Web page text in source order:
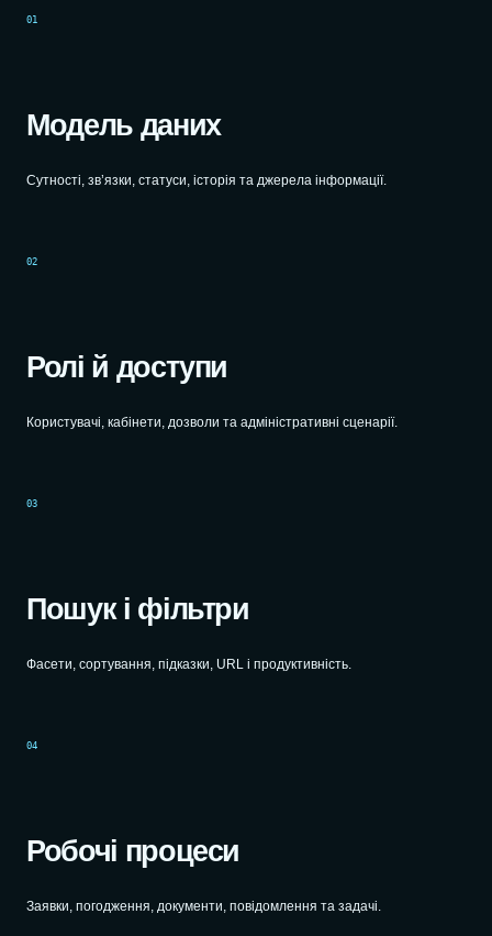
01
Модель даних
Сутності, зв’язки, статуси, історія та джерела інформації.
02
Ролі й доступи
Користувачі, кабінети, дозволи та адміністративні сценарії.
03
Пошук і фільтри
Фасети, сортування, підказки, URL і продуктивність.
04
Робочі процеси
Заявки, погодження, документи, повідомлення та задачі.